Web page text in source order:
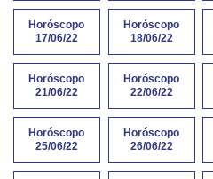
Horóscopo
17/06/22
Horóscopo
18/06/22
Horóscopo
21/06/22
Horóscopo
22/06/22
Horóscopo
25/06/22
Horóscopo
26/06/22